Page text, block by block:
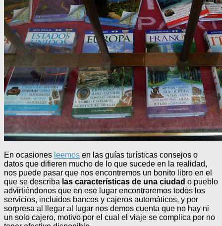
En ocasiones leemos en las guías turísticas consejos o
datos que difieren mucho de lo que sucede en la realidad,
nos puede pasar que nos encontremos un bonito libro en el
que se describa las características de una ciudad o pueblo
advirtiéndonos que en ese lugar encontraremos todos los
servicios, incluidos bancos y cajeros automáticos, y por
sorpresa al llegar al lugar nos demos cuenta que no hay ni
un solo cajero, motivo por el cual el viaje se complica por no